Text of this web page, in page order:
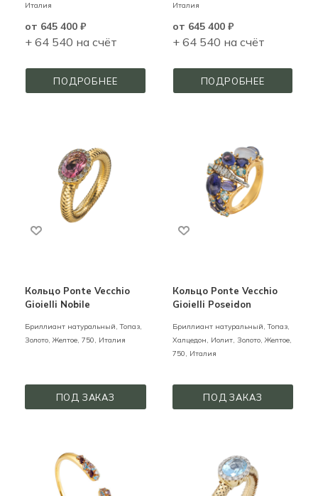
Италия
от 645 400 ₽
+ 64 540 на счёт
ПОДРОБНЕЕ
Италия
от 645 400 ₽
+ 64 540 на счёт
ПОДРОБНЕЕ
Кольцо Ponte Vecchio
Gioielli Nobile
Бриллиант натуральный, Топаз,
Золото, Желтое, 750, Италия
ПОД ЗАКАЗ
Кольцо Ponte Vecchio
Gioielli Poseidon
Бриллиант натуральный, Топаз,
Халцедон, Иолит, Золото, Желтое,
750,
Италия
ПОД ЗАКАЗ